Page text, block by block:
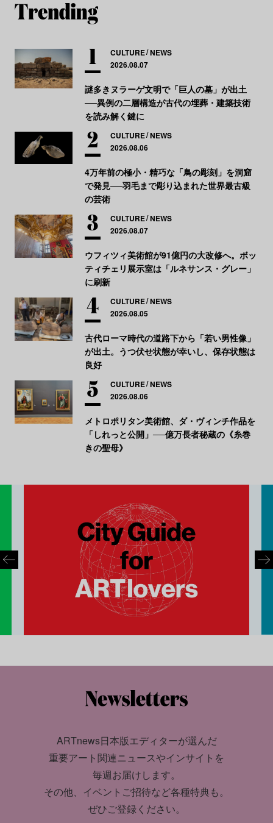
CULTURE NEWS
2026.08.07
謎多きヌラーゲ文明で「巨人の墓」が出土
──異例の二層構造が古代の埋葬・建築技術
を読み解く鍵に
CULTURE NEWS
2026.08.06
4万年前の極小・精巧な「鳥の彫刻」を洞窟
で発見──羽毛まで彫り込まれた世界最古級
の芸術
CULTURE NEWS
2026.08.07
ウフィツィ美術館が91億円の大改修へ。ボッ
ティチェリ展示室は「ルネサンス・グレー」
に刷新
CULTURE NEWS
2026.08.05
古代ローマ時代の道路下から「若い男性像」
が出土。うつ伏せ状態が幸いし、保存状態は
良好
CULTURE NEWS
2026.08.06
メトロポリタン美術館、ダ・ヴィンチ作品を
「しれっと公開」──億万長者秘蔵の《糸巻
きの聖母》
ARTnews日本版エディターが選んだ
重要アート関連ニュースやインサイトを
毎週お届けします。
その他、イベントご招待など各種特典も。
ぜひご登録ください。